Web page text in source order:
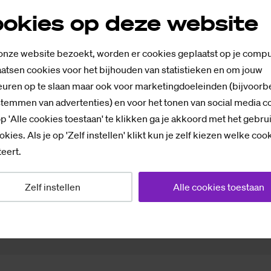
op deze website
website bezoekt, worden er cookies geplaatst op je
cookies voor het bijhouden van statistieken en om jouw
op te slaan maar ook voor marketingdoeleinden
van advertenties) en voor het tonen van social media
'Alle cookies toestaan' te klikken ga je akkoord met het
Als je op 'Zelf instellen' klikt kun je zelf kiezen welke
Zelf instellen Alle cookies toestaan
(info volgt)
met: Minor Circulaire Economie (Ivo Kothman),
Egalitarian project Eudres Saxion, Team
F2.42